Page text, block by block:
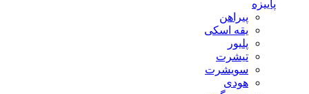
پاییزه
پیراهن
یقه اسکی
پلیور
تیشرت
سویشرت
هودی